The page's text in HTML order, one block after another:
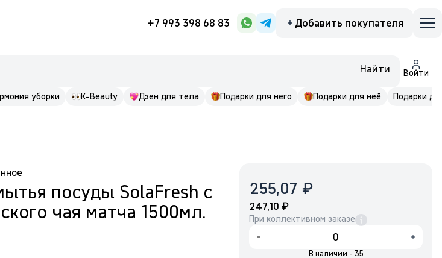
+7 993 398 68 83 Добавить покупателя
Найти Войти
уборки K-Beauty Дзен для тела Подарки для него Подарки для неё Подарки до
посуды SolaFresh с
чая матча 1500мл.
255,07 ₽
247,10 ₽
При коллективном заказе
В наличии - 35